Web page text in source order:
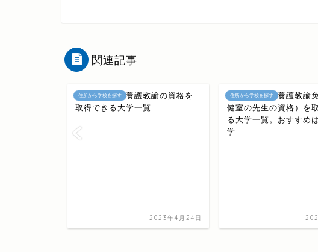
関連記事
住所から学校を探す
岐阜県にある養護教諭の資格を
取得できる大学一覧
2023年4月24日
住所から学校を探す
岡山県にある養護教諭
健室の先生の資格）を
る大学一覧。おすすめ
学...